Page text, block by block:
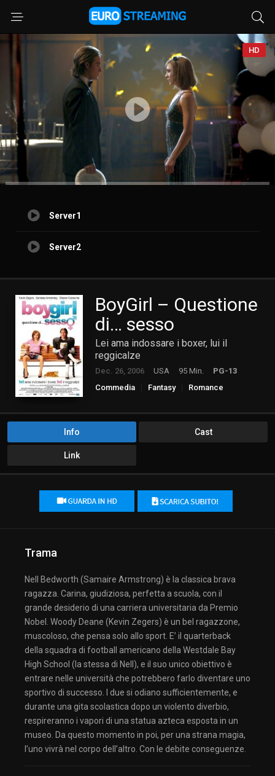
HD
Server1
Server2
BoyGirl – Questione
di… sesso
Lei ama indossare i boxer, lui il
reggicalze
Dec. 26, 2006 USA 95 Min.
PG-13
Commedia
Fantasy Romance
Info Cast
Link
Trama
Nell Bedworth (Samaire Armstrong) è la classica brava
ragazza. Carina, giudiziosa, perfetta a scuola, con il
grande desiderio di una carriera universitaria da Premio
Nobel. Woody Deane (Kevin Zegers) è un bel ragazzone,
muscoloso, che pensa solo allo sport. E’ il quarterback
della squadra di football americano della Westdale Bay
High School (la stessa di Nell), e il suo unico obiettivo è
entrare nelle università che potrebbero farlo diventare uno
sportivo di successo. I due si odiano sufficientemente, e
durante una gita scolastica dopo un violento diverbio,
respireranno i vapori di una statua azteca esposta in un
museo. Da questo momento in poi, per una strana magia,
l’uno vivrà nel corpo dell’altro. Con le debite conseguenze.